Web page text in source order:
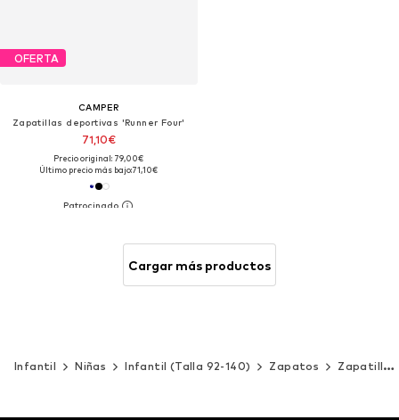
OFERTA
CAMPER
Zapatillas deportivas 'Runner Four'
71,10€
Precio original: 79,00€
Último precio más bajo:71,10€
Cargar más productos
Infantil Niñas Infantil (Talla 92-140) Zapatos Zapatillas de deporte